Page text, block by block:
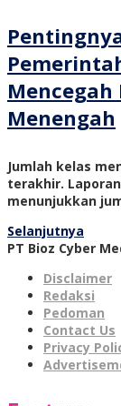
Mencegah
Menengah
Jumlah kelas
terakhir.
menunjukkan
Selanjutnya
PT Bioz Cyber
Disclaimer
Redaksi
Pedoman
Contact Us
Privacy